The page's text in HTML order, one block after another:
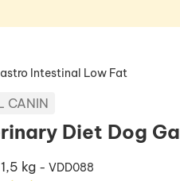
Intestinal Low Fat
CANIN
Diet Dog
kg - VDD088